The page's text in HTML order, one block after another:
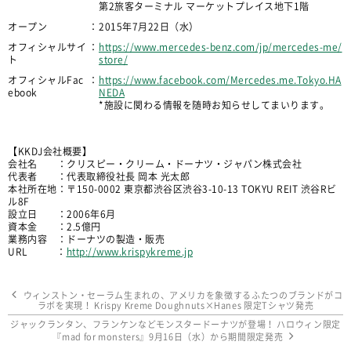
第2旅客ターミナル マーケットプレイス地下1階
オープン ： 2015年7月22日（水）
オフィシャルサイ
ト
：
https://www.mercedes-benz.com/jp/mercedes-me/
store/
オフィシャルFac
ebook
：
https://www.facebook.com/Mercedes.me.Tokyo.HA
NEDA
*施設に関わる情報を随時お知らせしてまいります。
【KKDJ会社概要】
会社名 ：クリスピー・クリーム・ドーナツ・ジャパン株式会社
代表者 ：代表取締役社長 岡本 光太郎
本社所在地：〒150-0002 東京都渋谷区渋谷3-10-13 TOKYU REIT 渋谷Rビ
ル8F
設立日 ：2006年6月
資本金 ：2.5億円
業務内容 ：ドーナツの製造・販売
URL ：
http://www.krispykreme.jp
ウィンストン・セーラム生まれの、アメリカを象徴するふたつのブランドがコ
ラボを実現！ Krispy Kreme Doughnuts×Hanes 限定Tシャツ発売
ジャックランタン、フランケンなどモンスタードーナツが登場！ ハロウィン限定
『mad for monsters』9月16日（水）から期間限定発売